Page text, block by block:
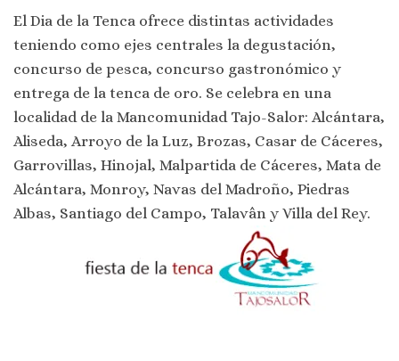
El Dia de la Tenca ofrece distintas actividades
teniendo como ejes centrales la degustación,
concurso de pesca, concurso gastronómico y
entrega de la tenca de oro. Se celebra en una
localidad de la Mancomunidad Tajo-Salor: Alcántara,
Aliseda, Arroyo de la Luz, Brozas, Casar de Cáceres,
Garrovillas, Hinojal, Malpartida de Cáceres, Mata de
Alcántara, Monroy, Navas del Madroño, Piedras
Albas, Santiago del Campo, Talavân y Villa del Rey.